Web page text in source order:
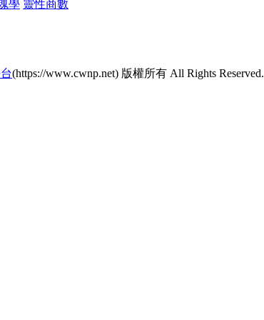
學 靈性商數
(https://www.cwnp.net) 版權所有 All Rights Reserved.